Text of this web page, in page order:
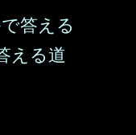
答える
える道